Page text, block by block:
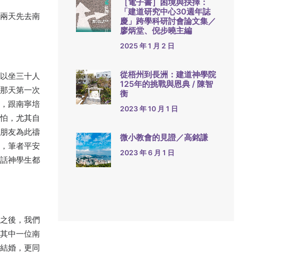
天先去南
坐三十人
天第一次
跟南寧培
，尤其自
友為此禱
筆者平安
神學生都
後，我們
中一位南
婚，更同
［電子書］困境與抉擇：
「建道研究中心30週年誌
慶」跨學科研討會論文集／
廖炳堂、倪步曉主編
2025 年 1 月 2 日
從梧州到長洲：建道神學院
125年的挑戰與恩典 / 陳智
衡
2023 年 10 月 1 日
微小教會的見證／高銘謙
2023 年 6 月 1 日